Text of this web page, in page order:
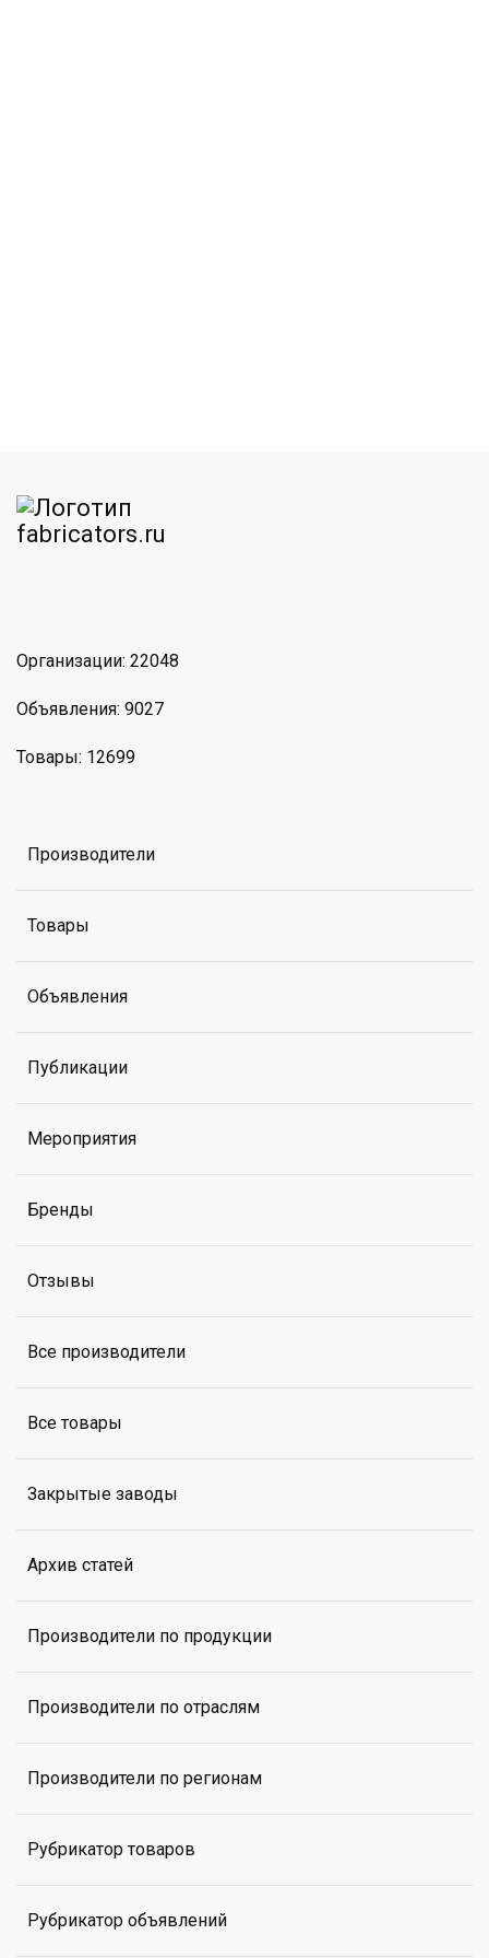
Организации: 22048
Объявления: 9027
Товары: 12699
Производители
Товары
Объявления
Публикации
Мероприятия
Бренды
Отзывы
Все производители
Все товары
Закрытые заводы
Архив статей
Производители по продукции
Производители по отраслям
Производители по регионам
Рубрикатор товаров
Рубрикатор объявлений